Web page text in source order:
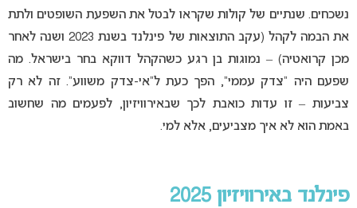
נשכחים. שנתיים של קולות שקראו לבטל את השפעת השופטים ולתת
את הבמה לקהל (עקב התוצאות של פינלנד בשנת 2023 ושנה לאחר
מכן קרואטיה) – נמוגות בן רגע כשהקהל דווקא בחר בישראל. מה
שפעם היה “צדק עממי”, הפך כעת ל”אי-צדק משווע”. זה לא רק
צביעות – זו עדות כואבת לכך שבאירוויזיון, לפעמים מה שחשוב
באמת הוא לא איך מצביעים, אלא למי.
פינלנד באירוויזיון 2025